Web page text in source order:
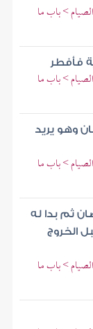
> باب ما
فأفطر
> باب ما
وهو يريد
> باب ما
ثم بدا له
الخروج
> باب ما